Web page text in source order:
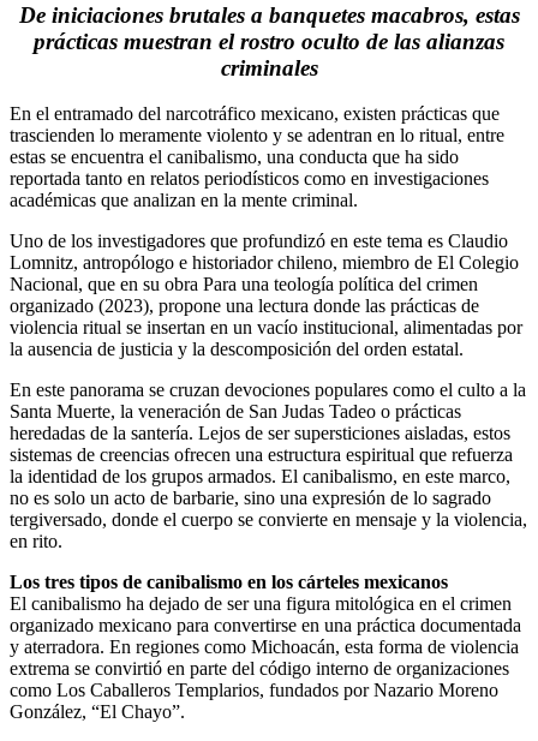
De iniciaciones brutales a banquetes macabros, estas
prácticas muestran el rostro oculto de las alianzas
criminales
En el entramado del narcotráfico mexicano, existen prácticas que
trascienden lo meramente violento y se adentran en lo ritual, entre
estas se encuentra el canibalismo, una conducta que ha sido
reportada tanto en relatos periodísticos como en investigaciones
académicas que analizan en la mente criminal.
Uno de los investigadores que profundizó en este tema es Claudio
Lomnitz, antropólogo e historiador chileno, miembro de El Colegio
Nacional, que en su obra Para una teología política del crimen
organizado (2023), propone una lectura donde las prácticas de
violencia ritual se insertan en un vacío institucional, alimentadas por
la ausencia de justicia y la descomposición del orden estatal.
En este panorama se cruzan devociones populares como el culto a la
Santa Muerte, la veneración de San Judas Tadeo o prácticas
heredadas de la santería. Lejos de ser supersticiones aisladas, estos
sistemas de creencias ofrecen una estructura espiritual que refuerza
la identidad de los grupos armados. El canibalismo, en este marco,
no es solo un acto de barbarie, sino una expresión de lo sagrado
tergiversado, donde el cuerpo se convierte en mensaje y la violencia,
en rito.
Los tres tipos de canibalismo en los cárteles mexicanos
El canibalismo ha dejado de ser una figura mitológica en el crimen
organizado mexicano para convertirse en una práctica documentada
y aterradora. En regiones como Michoacán, esta forma de violencia
extrema se convirtió en parte del código interno de organizaciones
como Los Caballeros Templarios, fundados por Nazario Moreno
González, “El Chayo”.